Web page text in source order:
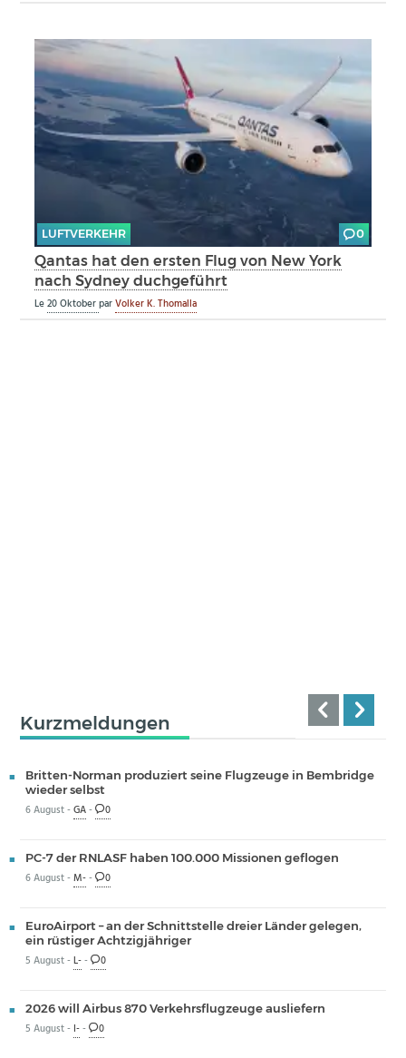
LUFTVERKEHR 0
Qantas hat den ersten Flug von New York
nach Sydney duchgeführt
Le20 OktoberparVolker K. Thomalla
Kurzmeldungen
Britten-Norman produziert seine Flugzeuge in Bembridge
wieder selbst
6 August -GA- 0
PC-7 der RNLASF haben 100.000 Missionen geflogen
6 August -M-- 0
EuroAirport – an der Schnittstelle dreier Länder gelegen,
ein rüstiger Achtzigjähriger
5 August -L-- 0
2026 will Airbus 870 Verkehrsflugzeuge ausliefern
5 August - I-- 0